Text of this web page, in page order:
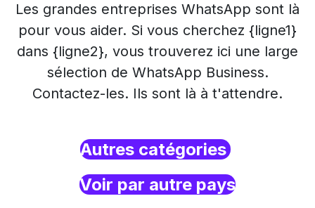
Les grandes entreprises WhatsApp sont là
pour vous aider. Si vous cherchez {ligne1}
dans {ligne2}, vous trouverez ici une large
sélection de WhatsApp Business.
Contactez-les. Ils sont là à t'attendre.
Autres catégories
Voir par autre pays